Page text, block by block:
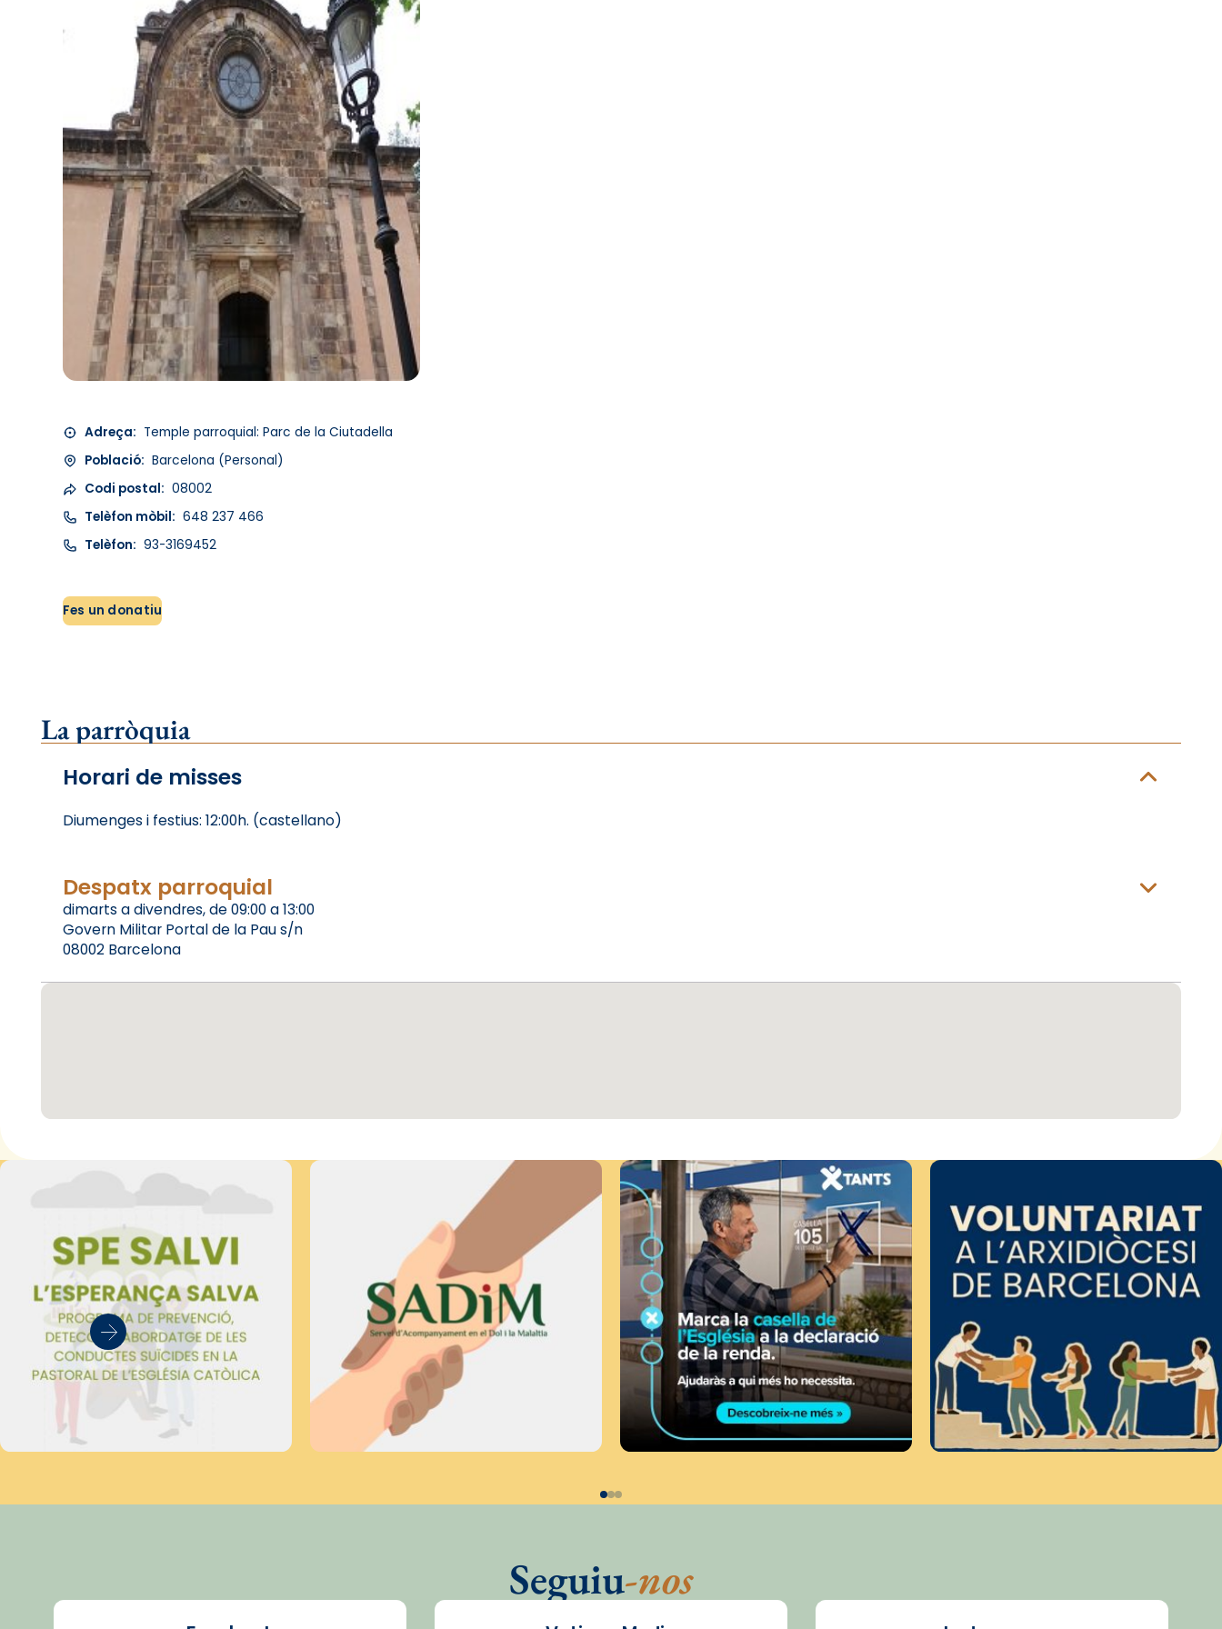
Adreça: Temple parroquial: Parc de la Ciutadella
Població: Barcelona (Personal)
Codi postal: 08002
Telèfon mòbil: 648 237 466
Telèfon: 93-3169452
Fes un donatiu
La parròquia
Horari de misses
Diumenges i festius: 12:00h. (castellano)
Despatx parroquial
dimarts a divendres, de 09:00 a 13:00
Govern Militar Portal de la Pau s/n
08002 Barcelona
Seguiu-nos